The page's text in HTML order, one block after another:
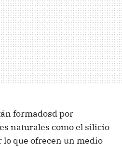
formadosd por
naturales como el silicio
lo que ofrecen un medio